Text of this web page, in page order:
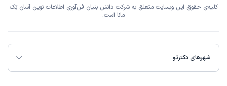
کلیه‌ی حقوق این وبسایت متعلق به شرکت دانش بنیان فن‌آوری اطلاعات نوین آسان تِک
مانا است.
شهرهای دکترتو